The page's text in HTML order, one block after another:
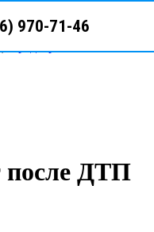
970-71-46
д.101, ООО Автоград
после ДТП